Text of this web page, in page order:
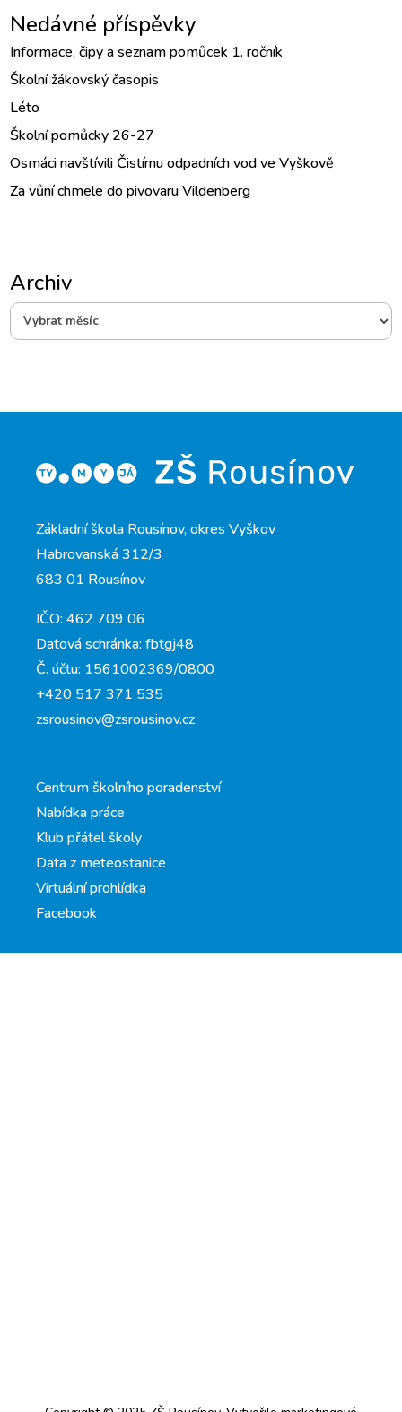
Nedávné příspěvky
Informace, čipy a seznam pomůcek 1. ročník
Školní žákovský časopis
Léto
Školní pomůcky 26-27
Osmáci navštívili Čistírnu odpadních vod ve Vyškově
Za vůní chmele do pivovaru Vildenberg
ArchivArchiv
Základní škola Rousínov, okres Vyškov
Habrovanská 312/3
683 01 Rousínov
IČO: 462 709 06
Datová schránka: fbtgj48
Č. účtu: 1561002369/0800
+420 517 371 535
zsrousinov@zsrousinov.cz
Centrum školního poradenství
Nabídka práce
Klub přátel školy
Data z meteostanice
Virtuální prohlídka
Facebook